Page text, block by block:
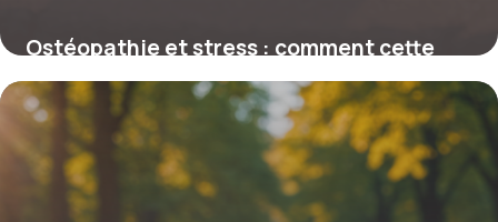
Ostéopathie et stress : comment cette
thérapie peut réduire l’anxiété
naturellement
12 février 2026